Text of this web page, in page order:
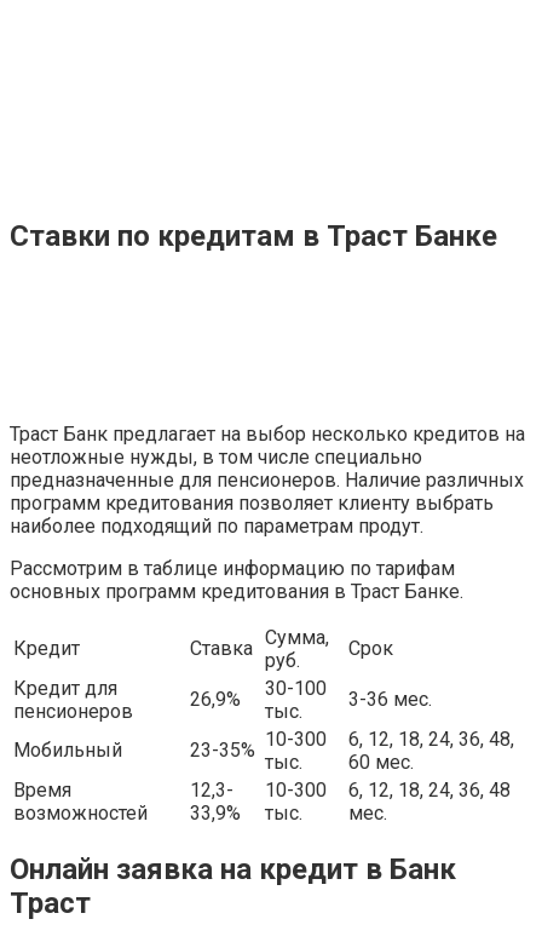
Ставки по кредитам в Траст Банке
Траст Банк предлагает на выбор несколько кредитов на
неотложные нужды, в том числе специально
предназначенные для пенсионеров. Наличие различных
программ кредитования позволяет клиенту выбрать
наиболее подходящий по параметрам продут.
Рассмотрим в таблице информацию по тарифам
основных программ кредитования в Траст Банке.
Кредит Ставка Сумма,
руб.
Срок
Кредит для
пенсионеров
26,9%
30-100
тыс.
3-36 мес.
Мобильный 23-35% 10-300
тыс.
6, 12, 18, 24, 36, 48,
60 мес.
Время
возможностей
12,3-
33,9%
10-300
тыс.
6, 12, 18, 24, 36, 48
мес.
Онлайн заявка на кредит в Банк
Траст